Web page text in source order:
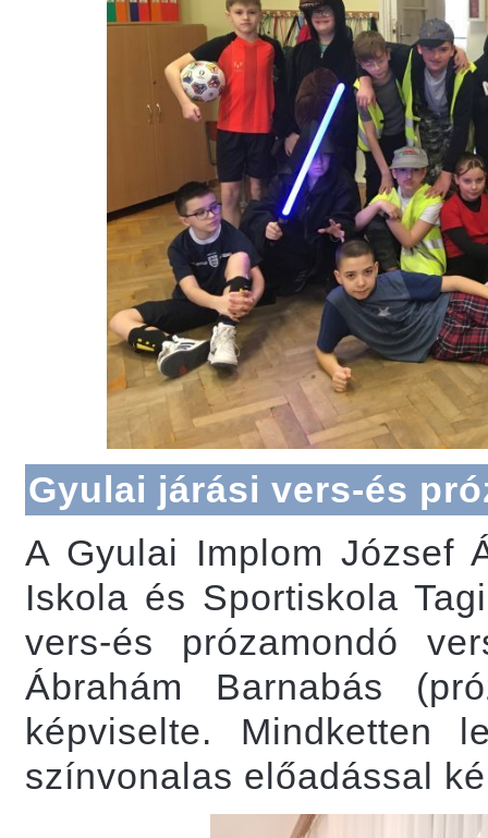
Gyulai járási vers-és
A Gyulai Implom József
Iskola és Sportiskola
vers-és prózamondó
Ábrahám Barnabás
képviselte. Mindketten
színvonalas előadással